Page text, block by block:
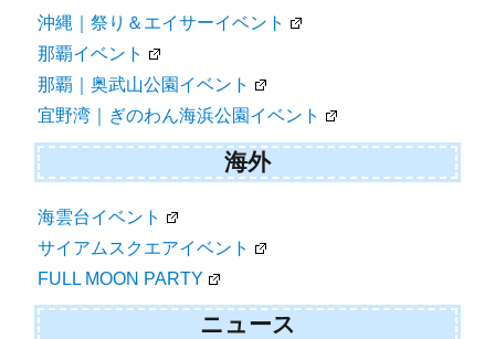
沖縄｜祭り＆エイサーイベント
那覇イベント
那覇｜奥武山公園イベント
宜野湾｜ぎのわん海浜公園イベント
海外
海雲台イベント
サイアムスクエアイベント
FULL MOON PARTY
ニュース